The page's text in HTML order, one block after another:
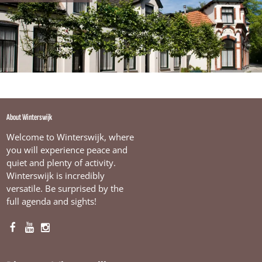
a
n
About Winterswijk
Welcome to Winterswijk, where
you will experience peace and
quiet and plenty of activity.
Winterswijk is incredibly
versatile. Be surprised by the
full agenda and sights!
F
c
Y
I